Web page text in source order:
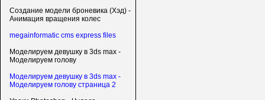
Создание модели броневика (Хэд) -
Анимация вращения колес
megainformatic cms express files
Моделируем девушку в 3ds max -
Моделируем голову
Моделируем девушку в 3ds max -
Моделируем голову страница 2